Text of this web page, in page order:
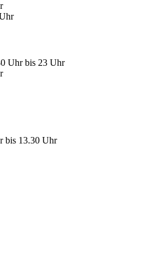
Uhr bis 23 Uhr
bis 13.30 Uhr